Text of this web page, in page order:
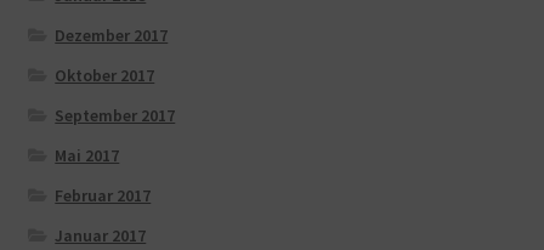
Dezember 2017
Oktober 2017
September 2017
Mai 2017
Februar 2017
Januar 2017